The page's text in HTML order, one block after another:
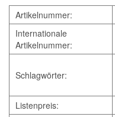
Artikelnummer:
Internationale
Artikelnummer:
Schlagwörter:
Listenpreis: